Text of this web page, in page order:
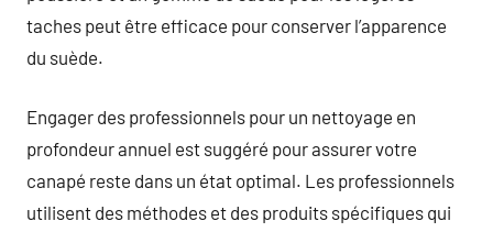
taches peut être efficace pour conserver l’apparence
du suède.
Engager des professionnels pour un nettoyage en
profondeur annuel est suggéré pour assurer votre
canapé reste dans un état optimal. Les professionnels
utilisent des méthodes et des produits spécifiques qui